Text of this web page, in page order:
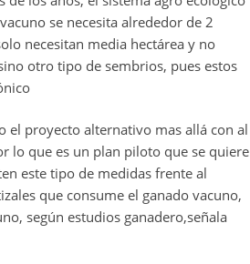
se necesita alrededor de 2
necesitan media hectárea y no
otro tipo de sembrios, pues estos
el proyecto alternativo mas allá con al
lo que es un plan piloto que se quiere
este tipo de medidas frente al
que consume el ganado vacuno,
según estudios ganadero,señala